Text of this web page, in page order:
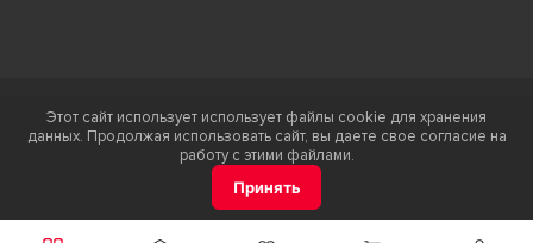
Терра - территория керамики 2026
Ⓒ Правообладателем товарного знака "Терра" является ООО "Атлас-
Этот сайт использует использует файлы cookie для хранения
данных. Продолжая использовать сайт, вы даете свое согласие на
работу с этими файлами.
Принять